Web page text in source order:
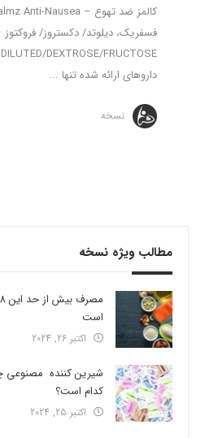
داروهای ارائه شده تنها ...
نسخه
مطالب ویژه نسخه
است
اکتبر 26, 2024
شیرین کننده مصنوعی
کدام است؟
اکتبر 25, 2024